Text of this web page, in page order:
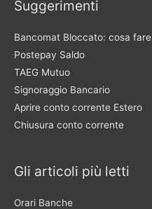
Suggerimenti
Bancomat Bloccato: cosa fare
Postepay Saldo
TAEG Mutuo
Signoraggio Bancario
Aprire conto corrente Estero
Chiusura conto corrente
Gli articoli più letti
Orari Banche